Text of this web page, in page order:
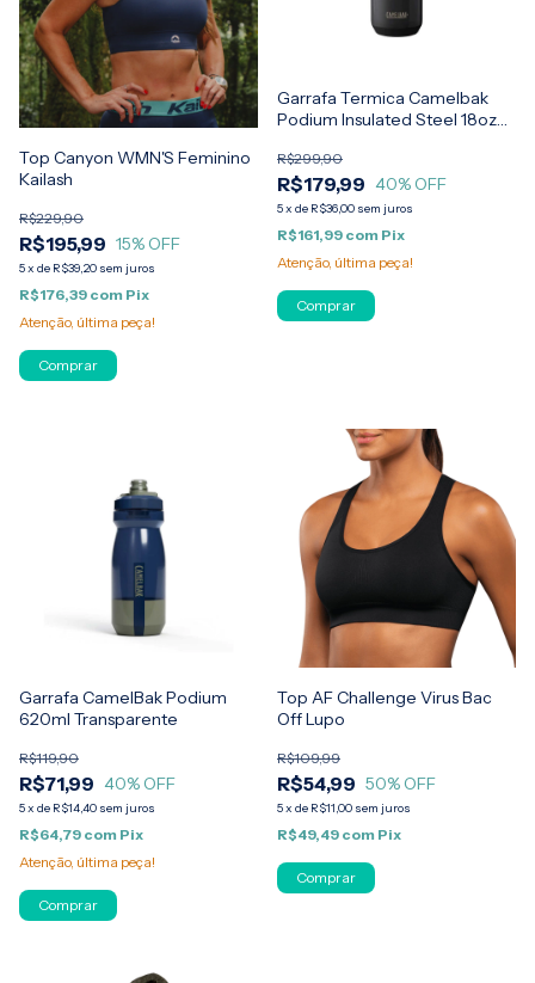
Top Canyon WMN'S Feminino
Kailash
R$195,99
R$229,90
15% OFF
5x de R$39,20 sem juros
R$176,39 com Pix
Atenção, última peça!
Comprar
Garrafa Termica Camelbak
Podium Insulated Steel 18oz
R$179,99
R$299,90
40% OFF
5x de R$36,00 sem juros
R$161,99 com Pix
Atenção, última peça!
Comprar
Garrafa CamelBak Podium
620ml Transparente
R$71,99
R$119,90
40% OFF
5x de R$14,40 sem juros
R$64,79 com Pix
Atenção, última peça!
Comprar
Top AF Challenge Virus Bac
Off Lupo
R$54,99
R$109,99
50% OFF
5x de R$11,00 sem juros
R$49,49 com Pix
Comprar